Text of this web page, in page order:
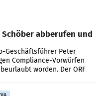
Schöber abberufen und
Geschäftsführer Peter
Compliance-Vorwürfen
worden. Der ORF